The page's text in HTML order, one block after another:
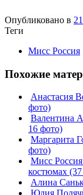
Опубликовано в
Теги
Мисс Россия
Похожие
Анастасия
фото)
Валентина
16 фото)
Маргарита
фото)
Мисс
костюмах
Алина